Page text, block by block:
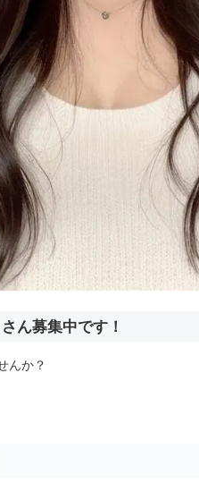
ん募集中です！
んか？